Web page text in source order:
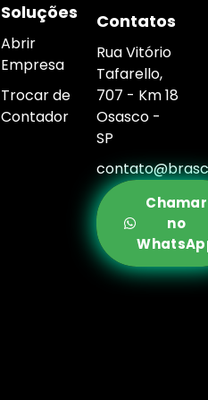
Soluções
Abrir
Empresa
Trocar de
Contador
Contatos
Rua Vitório
Tafarello,
707 - Km 18
Osasco -
SP
Chamar
no